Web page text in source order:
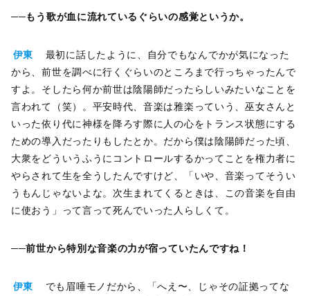
──もう歌が血に流れているぐらいの感覚というか。
伊東
最初に話したように、自分でもなんでかが気になった
から、前世を調べに行くぐらいのところまで行っちゃったんで
すよ。そしたら何か前世は陰陽師だったらしいみたいなことを
言われて（笑）。平安時代、音楽は雅楽っていう、巫女さんと
いった依り代に神様を降ろす際に人の心をトランス状態にする
ための導入だったりもしたとか。だから僕は陰陽師だった頃、
大衆をどういうふうにコントロールするかってことを権力者に
やらされて生を全うしたんですけど、「いや、音楽ってそうい
うもんじゃないよな。次生まれてくるときは、この音楽を自由
に使おう」って言って死んでいった人らしくて。
──前世から特別な音楽の力が宿っていたんですね！
伊東
でも眉唾モノだから、「へえ〜、じゃその証拠ってな